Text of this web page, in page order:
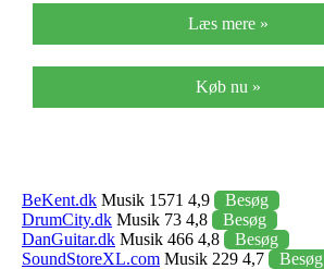
Læs mere »
Køb nu »
BeKent.dk Musik 1571 4,9
Besøg
DrumCity.dk Musik 73 4,8
Besøg
DanGuitar.dk Musik 466 4,8
Besøg
SoundStoreXL.com Musik 229 4,7
Besøg